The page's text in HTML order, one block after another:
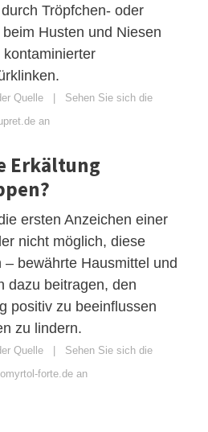
Tröpfchen- oder
Husten und Niesen
Quelle | Sehen Sie sich die
an
Erkältung
ersten Anzeichen einer
nicht möglich, diese
– bewährte Hausmittel und
dazu beitragen, den
positiv zu beeinflussen
zu lindern.
Quelle | Sehen Sie sich die
forte.de an